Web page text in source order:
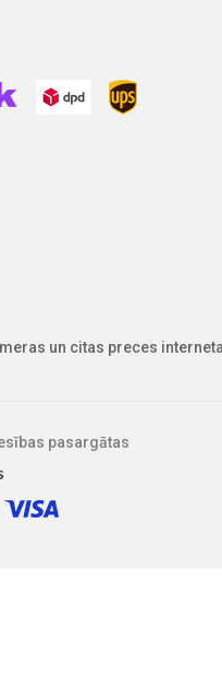
pasargātas